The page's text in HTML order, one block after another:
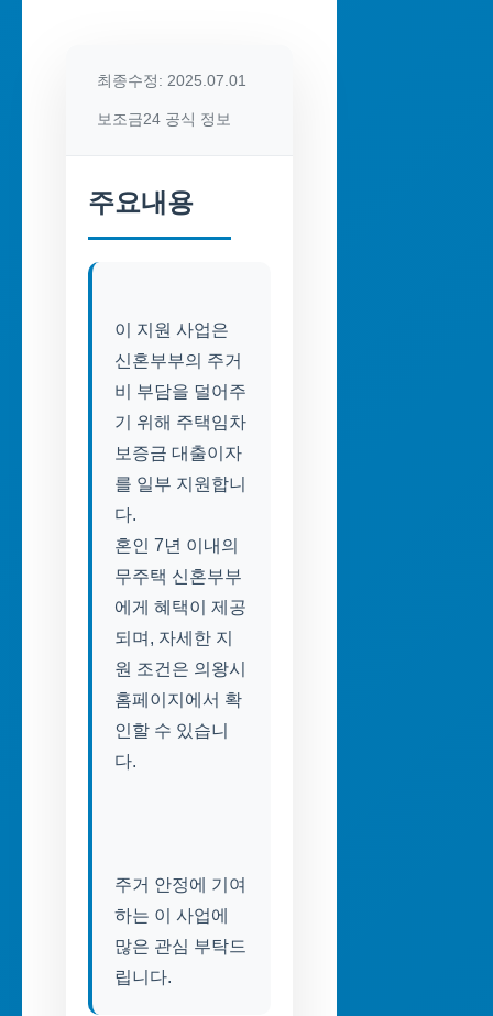
최종수정: 2025.07.01
보조금24 공식 정보
주요내용
이 지원 사업은
신혼부부의 주거
비 부담을 덜어주
기 위해 주택임차
보증금 대출이자
를 일부 지원합니
다.
혼인 7년 이내의
무주택 신혼부부
에게 혜택이 제공
되며, 자세한 지
원 조건은 의왕시
홈페이지에서 확
인할 수 있습니
주거 안정에 기여
하는 이 사업에
많은 관심 부탁드